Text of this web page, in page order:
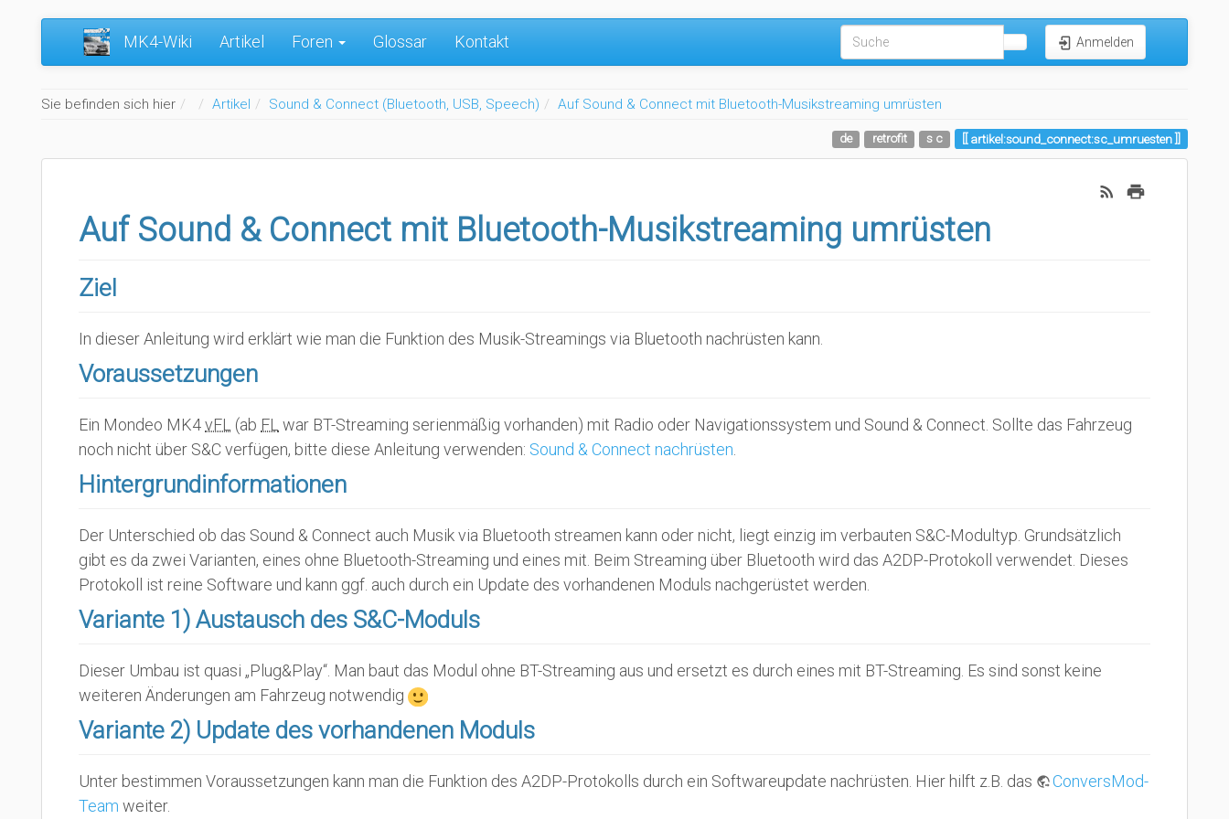
MK4-Wiki Artikel Foren Glossar Kontakt Anmelden
Sie befinden sich hier Home
Artikel Sound & Connect (Bluetooth, USB, Speech) Auf Sound & Connect mit Bluetooth-Musikstreaming umrüsten
de retrofit s c artikel:sound_connect:sc_umruesten
Auf Sound & Connect mit Bluetooth-Musikstreaming umrüsten
Ziel
In dieser Anleitung wird erklärt wie man die Funktion des Musik-Streamings via Bluetooth nachrüsten kann.
Voraussetzungen
Ein Mondeo MK4vFL (ab FLwar BT-Streaming serienmäßig vorhanden) mit Radio oder Navigationssystem und Sound & Connect. Sollte das Fahrzeug
noch nicht über S&C verfügen, bitte diese Anleitung verwenden: Sound & Connect nachrüsten.
Hintergrundinformationen
Der Unterschied ob das Sound & Connect auch Musik via Bluetooth streamen kann oder nicht, liegt einzig im verbauten S&C-Modultyp. Grundsätzlich
gibt es da zwei Varianten, eines ohne Bluetooth-Streaming und eines mit. Beim Streaming über Bluetooth wird das A2DP-Protokoll verwendet. Dieses
Protokoll ist reine Software und kann ggf. auch durch ein Update des vorhandenen Moduls nachgerüstet werden.
Variante 1) Austausch des S&C-Moduls
Dieser Umbau ist quasi „Plug&Play“. Man baut das Modul ohne BT-Streaming aus und ersetzt es durch eines mit BT-Streaming. Es sind sonst keine
weiteren Änderungen am Fahrzeug notwendig
Variante 2) Update des vorhandenen Moduls
Unter bestimmen Voraussetzungen kann man die Funktion des A2DP-Protokolls durch ein Softwareupdate nachrüsten. Hier hilft z.B. das
ConversMod-
Team weiter.